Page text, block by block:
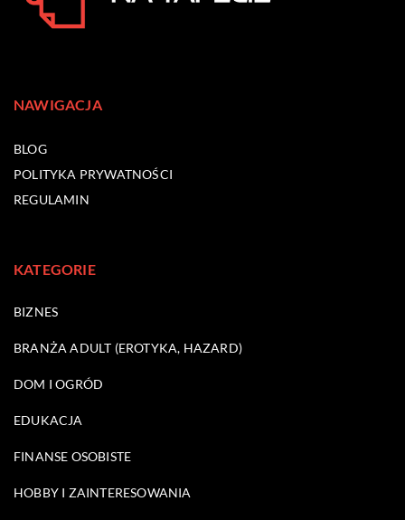
NAWIGACJA
BLOG
POLITYKA PRYWATNOŚCI
REGULAMIN
KATEGORIE
BIZNES
BRANŻA ADULT (EROTYKA, HAZARD)
DOM I OGRÓD
EDUKACJA
FINANSE OSOBISTE
HOBBY I ZAINTERESOWANIA